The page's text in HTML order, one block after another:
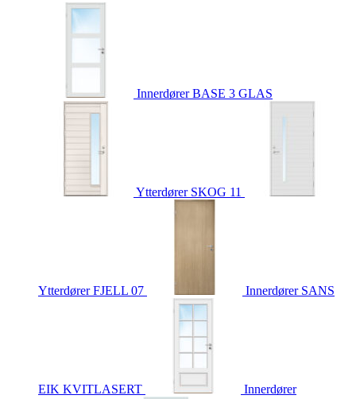
InnerdørerBASE 3 GLAS
Ytterdører SKOG 11
YtterdørerFJELL 07 Innerdører SANS
EIK KVITLASERT Innerdører